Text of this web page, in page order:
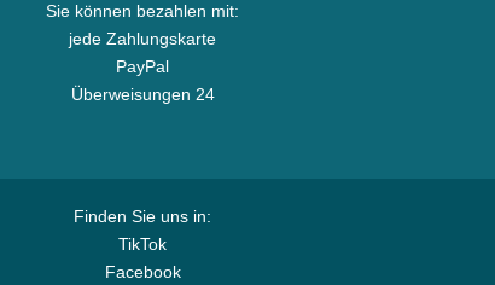
Sie können bezahlen mit:
jede Zahlungskarte
PayPal
Überweisungen 24
Finden Sie uns in:
TikTok
Facebook